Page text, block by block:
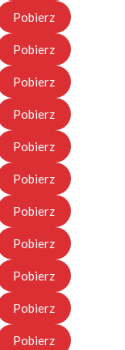
Pobierz
Pobierz
Pobierz
Pobierz
Pobierz
Pobierz
Pobierz
Pobierz
Pobierz
Pobierz
Pobierz